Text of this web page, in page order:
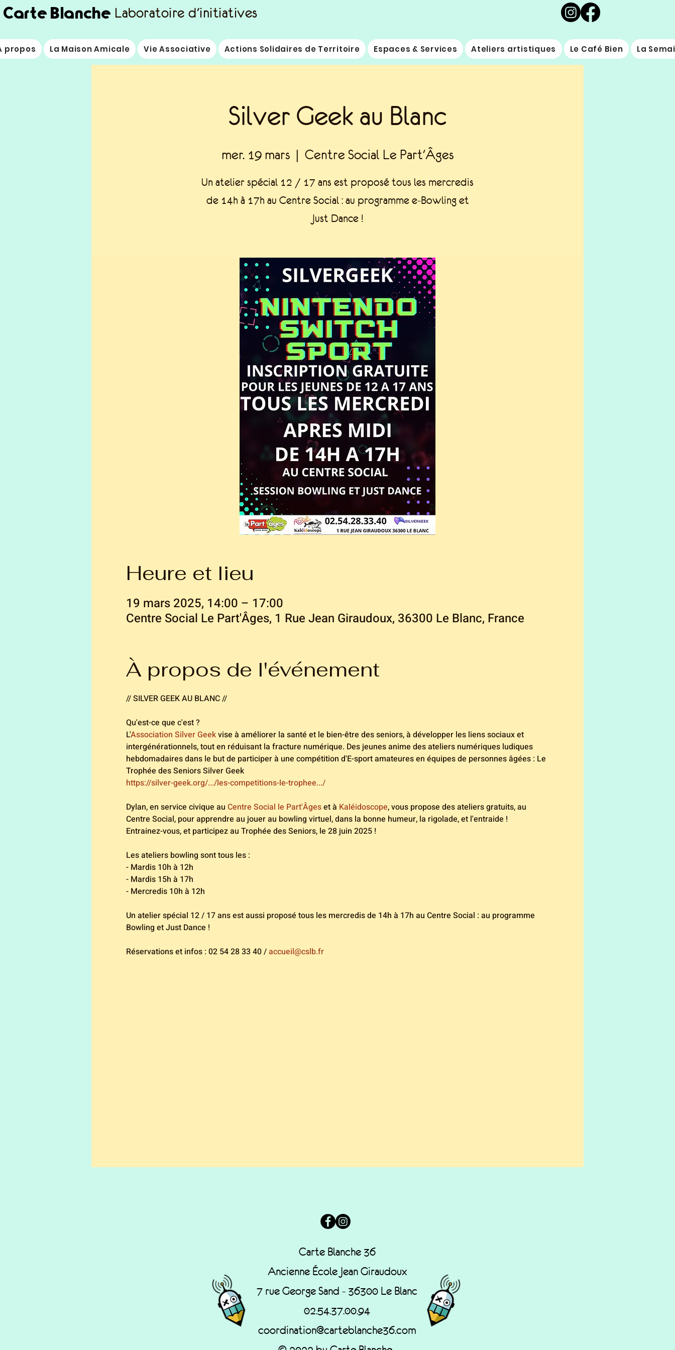
Carte Blanche Laboratoire d'initiatives
propos La Maison Amicale Vie Associative Actions Solidaires de Territoire Espaces & Services Ateliers artistiques Le Café Bien La
Silver Geek au Blanc
mer. 19 mars
  |
Centre Social Le Part'Âges
Un atelier spécial 12 / 17 ans est proposé tous les mercredis
de 14h à 17h au Centre Social : au programme e-Bowling et
Just Dance !
Heure et lieu
19 mars 2025, 14:00 – 17:00
Centre Social Le Part'Âges, 1 Rue Jean Giraudoux, 36300 Le Blanc, France
À propos de l'événement
// SILVER GEEK AU BLANC //
Qu'est-ce que c'est ?
L'Association Silver Geek vise à améliorer la santé et le bien-être des seniors, à développer les liens sociaux et
intergénérationnels, tout en réduisant la fracture numérique. Des jeunes anime des ateliers numériques ludiques
hebdomadaires dans le but de participer à une compétition d'E-sport amateures en équipes de personnes âgées : Le
Trophée des Seniors Silver Geek
https://silver-geek.org/.../les-competitions-le-trophee.../
Dylan, en service civique au Centre Social le Part'Âges et à Kaléidoscope, vous propose des ateliers gratuits, au
Centre Social, pour apprendre au jouer au bowling virtuel, dans la bonne humeur, la rigolade, et l'entraide !
Entrainez-vous, et participez au Trophée des Seniors, le 28 juin 2025 !
Les ateliers bowling sont tous les :
- Mardis 10h à 12h
- Mardis 15h à 17h
- Mercredis 10h à 12h
Un atelier spécial 12 / 17 ans est aussi proposé tous les mercredis de 14h à 17h au Centre Social : au programme
Bowling et Just Dance !
Réservations et infos : 02 54 28 33 40 / accueil@cslb.fr
Carte Blanche 36
Ancienne École Jean Giraudoux
7 rue George Sand - 36300 Le Blanc
02.54.37.00.94
coordination@carteblanche36.com